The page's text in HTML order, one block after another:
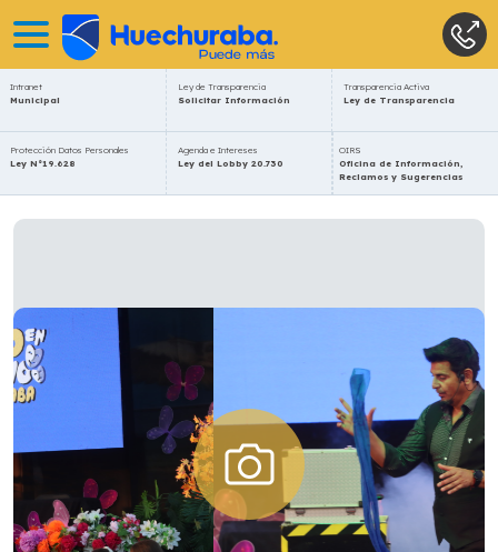
Intranet
Municipal
Ley de Transparencia
Solicitar Información
Transparencia Activa
Ley de Transparencia
Protección Datos Personales
Ley N°19.628
Agenda e Intereses
Ley del Lobby 20.730
OIRS
Oficina de Información,
Reclamos y Sugerencias